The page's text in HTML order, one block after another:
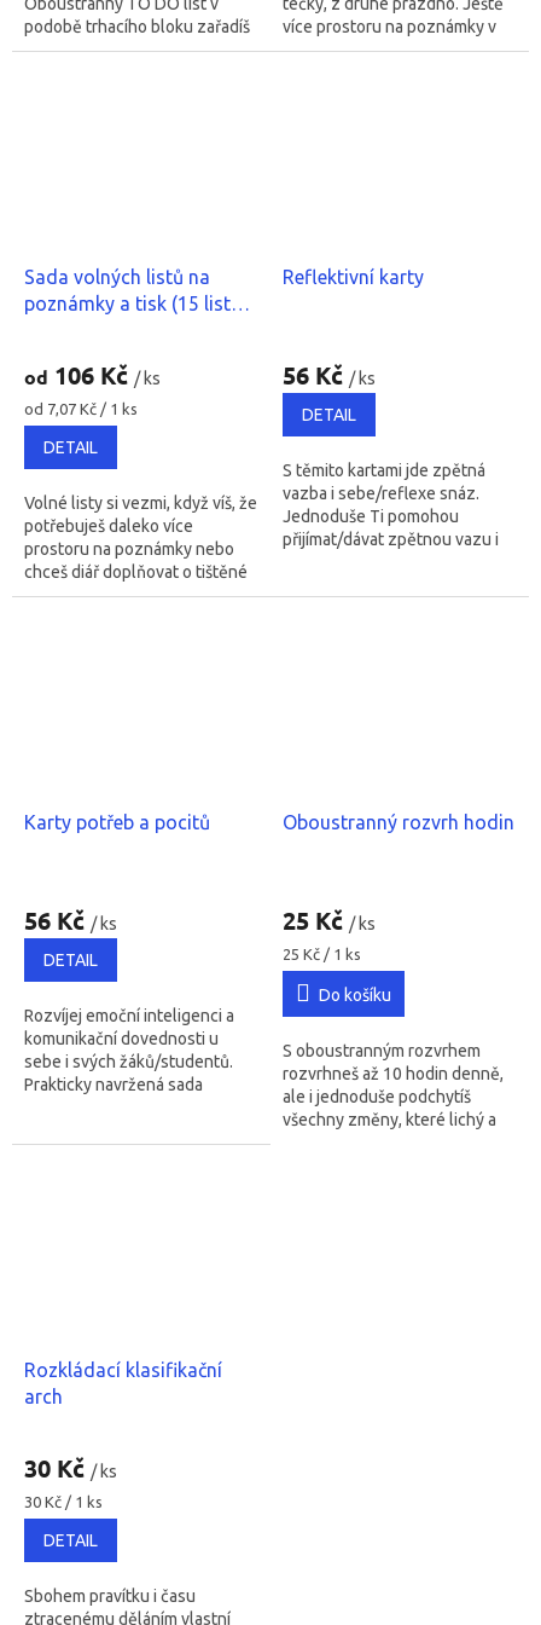
Oboustranný TO DO list v
podobě trhacího bloku zařadíš
ve svém diáři tam, kde to má
tečky, z druhé prázdno. Ještě
více prostoru na poznámky v
podobě trhacího bloku.
Sada volných listů na
poznámky a tisk (15 listů -
hodnocení
produktu
je
5,0
hvězdiček.
od 106 Kč / ks
Měrná
cena:
od 7,07 Kč / 1 ks
DETAIL
Volné listy si vezmi, když víš, že
potřebuješ daleko více
prostoru na poznámky nebo
chceš diář doplňovat o tištěné
materiály, které si u nás
Reflektivní karty
hodnocení
produktu
5,0
5
hvězdiček.
56 Kč / ks
DETAIL
S těmito kartami jde zpětná
vazba i sebe/reflexe snáz.
Jednoduše Ti pomohou
přijímat/dávat zpětnou vazu i
Karty potřeb a pocitů
56 Kč / ks
DETAIL
Rozvíjej emoční inteligenci a
komunikační dovednosti u
sebe i svých žáků/studentů.
Prakticky navržená sada
Oboustranný rozvrh hodin
hodnocení
produktu
je
5,0
5
hvězdiček.
25 Kč / ks
Měrná
cena:
25 Kč / 1 ks
Do košíku
S oboustranným rozvrhem
rozvrhneš až 10 hodin denně,
ale i jednoduše podchytíš
všechny změny, které lichý a
Rozkládací klasifikační
arch
hodnocení
produktu
je
4,8
hvězdiček.
30 Kč / ks
Měrná
cena:
30 Kč / 1 ks
DETAIL
Sbohem pravítku i času
ztracenému děláním vlastní